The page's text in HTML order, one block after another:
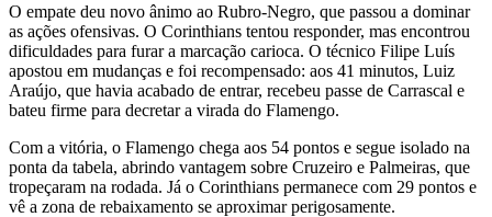
O empate deu novo ânimo ao Rubro-Negro, que passou a dominar
as ações ofensivas. O Corinthians tentou responder, mas encontrou
dificuldades para furar a marcação carioca. O técnico Filipe Luís
apostou em mudanças e foi recompensado: aos 41 minutos, Luiz
Araújo, que havia acabado de entrar, recebeu passe de Carrascal e
bateu firme para decretar a virada do Flamengo.
Com a vitória, o Flamengo chega aos 54 pontos e segue isolado na
ponta da tabela, abrindo vantagem sobre Cruzeiro e Palmeiras, que
tropeçaram na rodada. Já o Corinthians permanece com 29 pontos e
vê a zona de rebaixamento se aproximar perigosamente.